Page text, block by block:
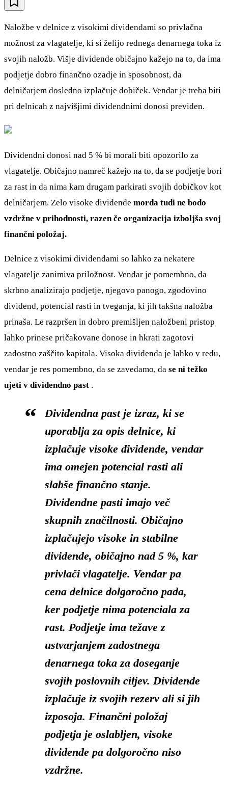
Naložbe v delnice z visokimi dividendami so privlačna
možnost za vlagatelje, ki si želijo rednega denarnega toka iz
svojih naložb. Višje dividende običajno kažejo na to, da ima
podjetje dobro finančno ozadje in sposobnost, da
delničarjem dosledno izplačuje dobiček. Vendar je treba biti
pri delnicah z najvišjimi dividendnimi donosi previden.
Dividendni donosi nad 5 % bi morali biti opozorilo za
vlagatelje. Običajno namreč kažejo na to, da se podjetje bori
za rast in da nima kam drugam parkirati svojih dobičkov kot
delničarjem. Zelo visoke dividende morda tudi ne bodo
vzdržne v prihodnosti, razen če organizacija izboljša svoj
finančni položaj.
Delnice z visokimi dividendami so lahko za nekatere
vlagatelje zanimiva priložnost. Vendar je pomembno, da
skrbno analizirajo podjetje, njegovo panogo, zgodovino
dividend, potencial rasti in tveganja, ki jih takšna naložba
prinaša. Le razpršen in dobro premišljen naložbeni pristop
lahko prinese pričakovane donose in hkrati zagotovi
zadostno zaščito kapitala. Visoka dividenda je lahko v redu,
vendar je res pomembno, da se zavedamo, da se ni težko
ujeti v dividendno past .
Dividendna past je izraz, ki se
uporablja za opis delnice, ki
izplačuje visoke dividende, vendar
ima omejen potencial rasti ali
slabše finančno stanje.
Dividendne pasti imajo več
skupnih značilnosti. Običajno
izplačujejo visoke in stabilne
dividende, običajno nad 5 %, kar
privlači vlagatelje. Vendar pa
cena delnice dolgoročno pada,
ker podjetje nima potenciala za
rast. Podjetje ima težave z
ustvarjanjem zadostnega
denarnega toka za doseganje
svojih poslovnih ciljev. Dividende
izplačuje iz svojih rezerv ali si jih
izposoja. Finančni položaj
podjetja je oslabljen, visoke
dividende pa dolgoročno niso
vzdržne.